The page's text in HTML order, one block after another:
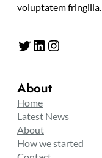
voluptatem fringilla.
Twitter LinkedIn Instagram
About
Home
Latest News
About
How we started